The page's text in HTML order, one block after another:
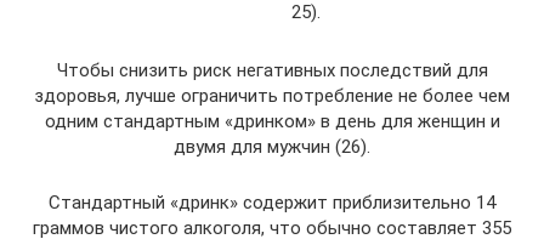
25).
Чтобы снизить риск негативных последствий для
здоровья, лучше ограничить потребление не более чем
одним стандартным «дринком» в день для женщин и
двумя для мужчин (26).
Стандартный «дринк» содержит приблизительно 14
граммов чистого алкоголя, что обычно составляет 355